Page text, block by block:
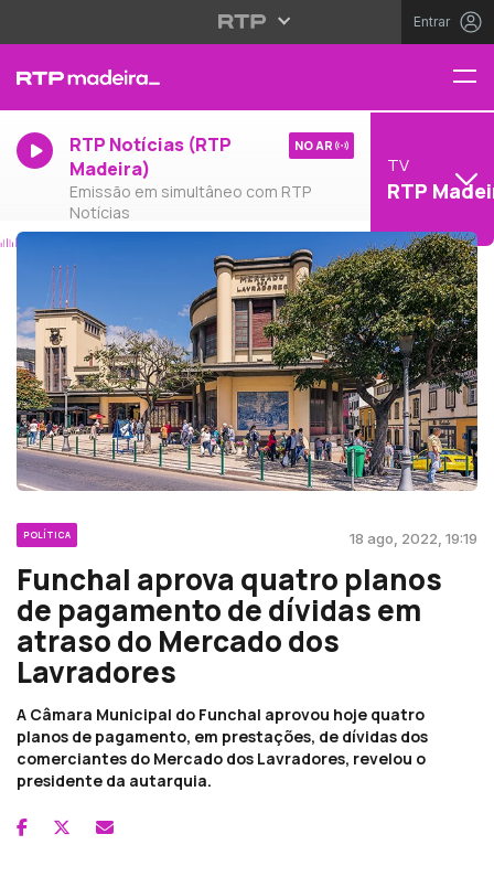
Entrar
RTP Notícias (RTP
Madeira)
Emissão em simultâneo com RTP
Notícias
NO AR
TV
RTP
POLÍTICA 18 ago, 2022, 19:19
Funchal aprova quatro planos
de pagamento de dívidas em
atraso do Mercado dos
Lavradores
A Câmara Municipal do Funchal aprovou hoje quatro
planos de pagamento, em prestações, de dívidas dos
comerciantes do Mercado dos Lavradores, revelou o
presidente da autarquia.